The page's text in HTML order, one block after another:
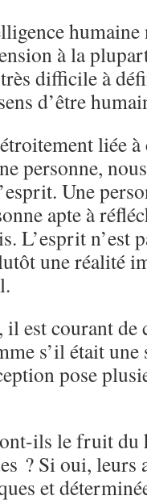
humaine
à la
difficile à
d’être
liée
personne,
Une
apte à
L’esprit n’est
une réalité
est courant de
s’il était
pose
ils le fruit du
? Si oui, leurs
et